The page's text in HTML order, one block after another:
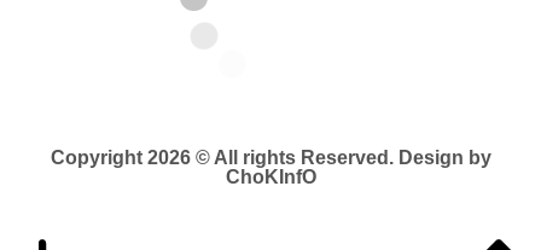
Copyright 2026 © All rights Reserved. Design by
ChoKInfO